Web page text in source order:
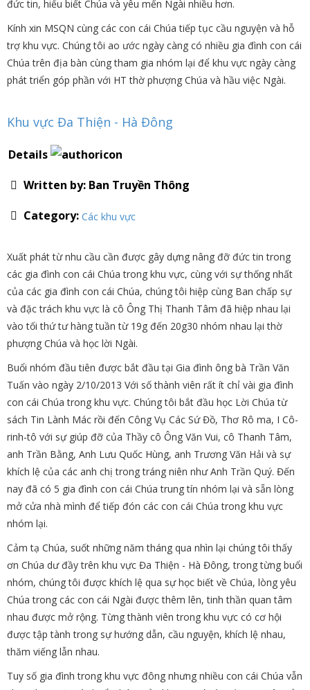
đức tin, hiểu biết Chúa và yêu mến Ngài nhiều hơn.
Kính xin MSQN cùng các con cái Chúa tiếp tục cầu nguyện và hỗ
trợ khu vực. Chúng tôi ao ước ngày càng có nhiều gia đình con cái
Chúa trên địa bàn cùng tham gia nhóm lại để khu vực ngày càng
phát triển góp phần với HT thờ phượng Chúa và hầu việc Ngài.
Khu vực Đa Thiện - Hà Đông
Details
Written by: Ban Truyền Thông
Category: Các khu vực
Xuất phát từ nhu cầu cần được gây dựng nâng đỡ đức tin trong
các gia đình con cái Chúa trong khu vực, cùng với sự thống nhất
của các gia đình con cái Chúa, chúng tôi hiệp cùng Ban chấp sự
và đặc trách khu vực là cô Ông Thị Thanh Tâm đã hiệp nhau lại
vào tối thứ tư hàng tuần từ 19g đến 20g30 nhóm nhau lại thờ
phượng Chúa và học lời Ngài.
Buổi nhóm đầu tiên được bắt đầu tại Gia đình ông bà Trần Văn
Tuấn vào ngày 2/10/2013 Với số thành viên rất ít chỉ vài gia đình
con cái Chúa trong khu vực. Chúng tôi bắt đầu học Lời Chúa từ
sách Tin Lành Mác rồi đến Công Vụ Các Sứ Đồ, Thơ Rô ma, I Cô-
rinh-tô với sự giúp đỡ của Thầy cô Ông Văn Vui, cô Thanh Tâm,
anh Trần Bằng, Anh Lưu Quốc Hùng, anh Trương Văn Hải và sự
khích lệ của các anh chị trong tráng niên như Anh Trần Quý. Đến
nay đã có 5 gia đình con cái Chúa trung tín nhóm lại và sẵn lòng
mở cửa nhà mình để tiếp đón các con cái Chúa trong khu vực
nhóm lại.
Cảm tạ Chúa, suốt những năm tháng qua nhìn lại chúng tôi thấy
ơn Chúa dư đầy trên khu vực Đa Thiện - Hà Đông, trong từng buổi
nhóm, chúng tôi được khích lệ qua sự học biết về Chúa, lòng yêu
Chúa trong các con cái Ngài được thêm lên, tinh thần quan tâm
nhau được mở rộng. Từng thành viên trong khu vực có cơ hội
được tập tành trong sự hướng dẫn, cầu nguyện, khích lệ nhau,
thăm viếng lẫn nhau.
Tuy số gia đình trong khu vực đông nhưng nhiều con cái Chúa vẫn